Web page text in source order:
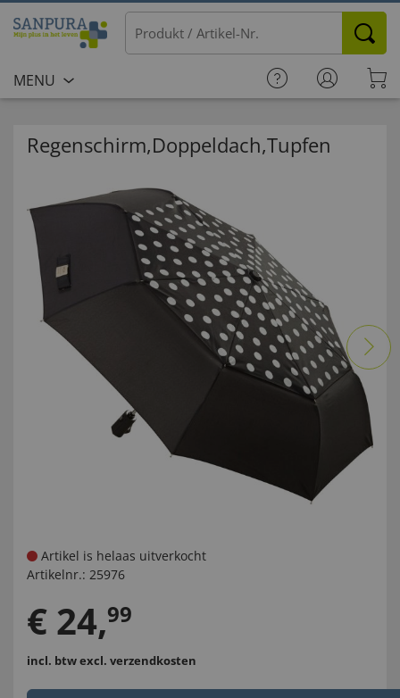
MENU
Regenschirm,Doppeldach,Tupfen
Artikel is helaas uitverkocht
Artikelnr.: 25976
€ 24,99
incl. btwexcl. verzendkosten